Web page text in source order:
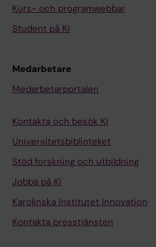
Kurs- och programwebbar
Student på KI
Medarbetare
Medarbetarportalen
Kontakta och besök KI
Universitetsbiblioteket
Stöd forskning och utbildning
Jobba på KI
Karolinska Institutet Innovation
Kontakta presstjänsten